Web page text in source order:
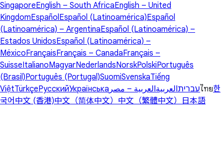
SingaporeEnglish – South AfricaEnglish – United
KingdomEspañolEspañol (Latinoamérica)Español
(Latinoamérica) – ArgentinaEspañol (Latinoamérica) –
Estados UnidosEspañol (Latinoamérica) –
MéxicoFrançaisFrançais – CanadaFrançais –
SuisseItalianoMagyarNederlandsNorskPolskiPortuguês
(Brasil)Português (Portugal)SuomiSvenskaTiếng
ViệtTürkçeРусскийУкраїнська עבריתالعربيةالعربية – مصر ไทย한
국어 中文 (香港)中文（简体中文） 中文（繁體中文） 日本語